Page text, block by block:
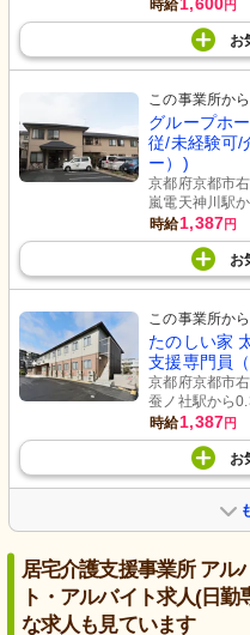
時給1,600円
お
この事業所から
グループホ
従/未経験可/
ー）)
京都府京都市
嵐電天神川駅
時給1,387円
お
この事業所から
たのしい家
支援専門員
京都府京都市
蚕ノ社駅から
時給1,387円
お
居宅介護支援事業所 アル
ト・アルバイト求人(日
な求人も見ています